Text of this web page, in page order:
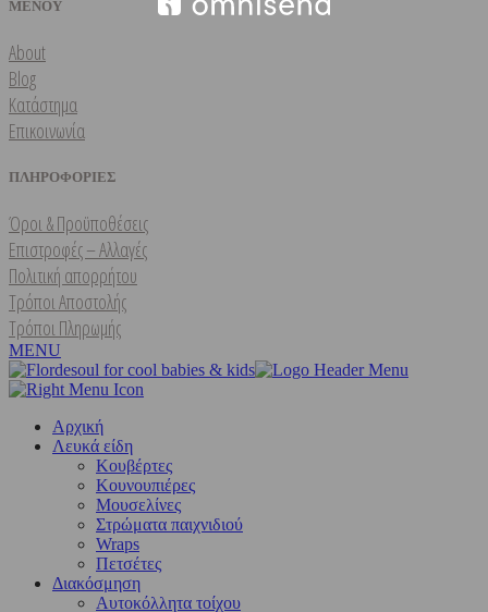
ΜΕΝΟΥ
About
Blog
Κατάστημα
Επικοινωνία
ΠΛΗΡΟΦΟΡΙΕΣ
Όροι & Προϋποθέσεις
Επιστροφές – Αλλαγές
Πολιτική απορρήτου
Τρόποι Αποστολής
Τρόποι Πληρωμής
MENU
Αρχική
Λευκά είδη
Kουβέρτες
Κουνουπιέρες
Μουσελίνες
Στρώματα παιχνιδιού
Wraps
Πετσέτες
Διακόσμηση
Αυτοκόλλητα τοίχου